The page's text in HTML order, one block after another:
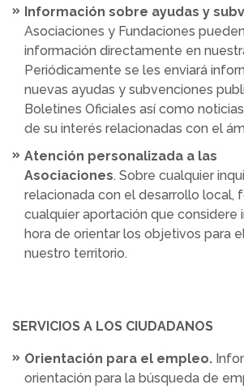
Información sobre ayudas y
Asociaciones y Fundaciones
información directamente en
Periódicamente se les enviará
nuevas ayudas y subvenciones
Boletines Oficiales así como
de su interés relacionadas con el
Atención personalizada a las
Asociaciones. Sobre cualquier
relacionada con el desarrollo local,
cualquier aportación que considere
hora de orientar los objetivos para
nuestro territorio.
SERVICIOS A LOS CIUDADANOS
Orientación para el empleo.
orientación para la búsqueda de